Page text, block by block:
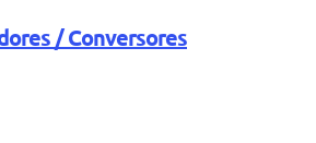
/ Conversores